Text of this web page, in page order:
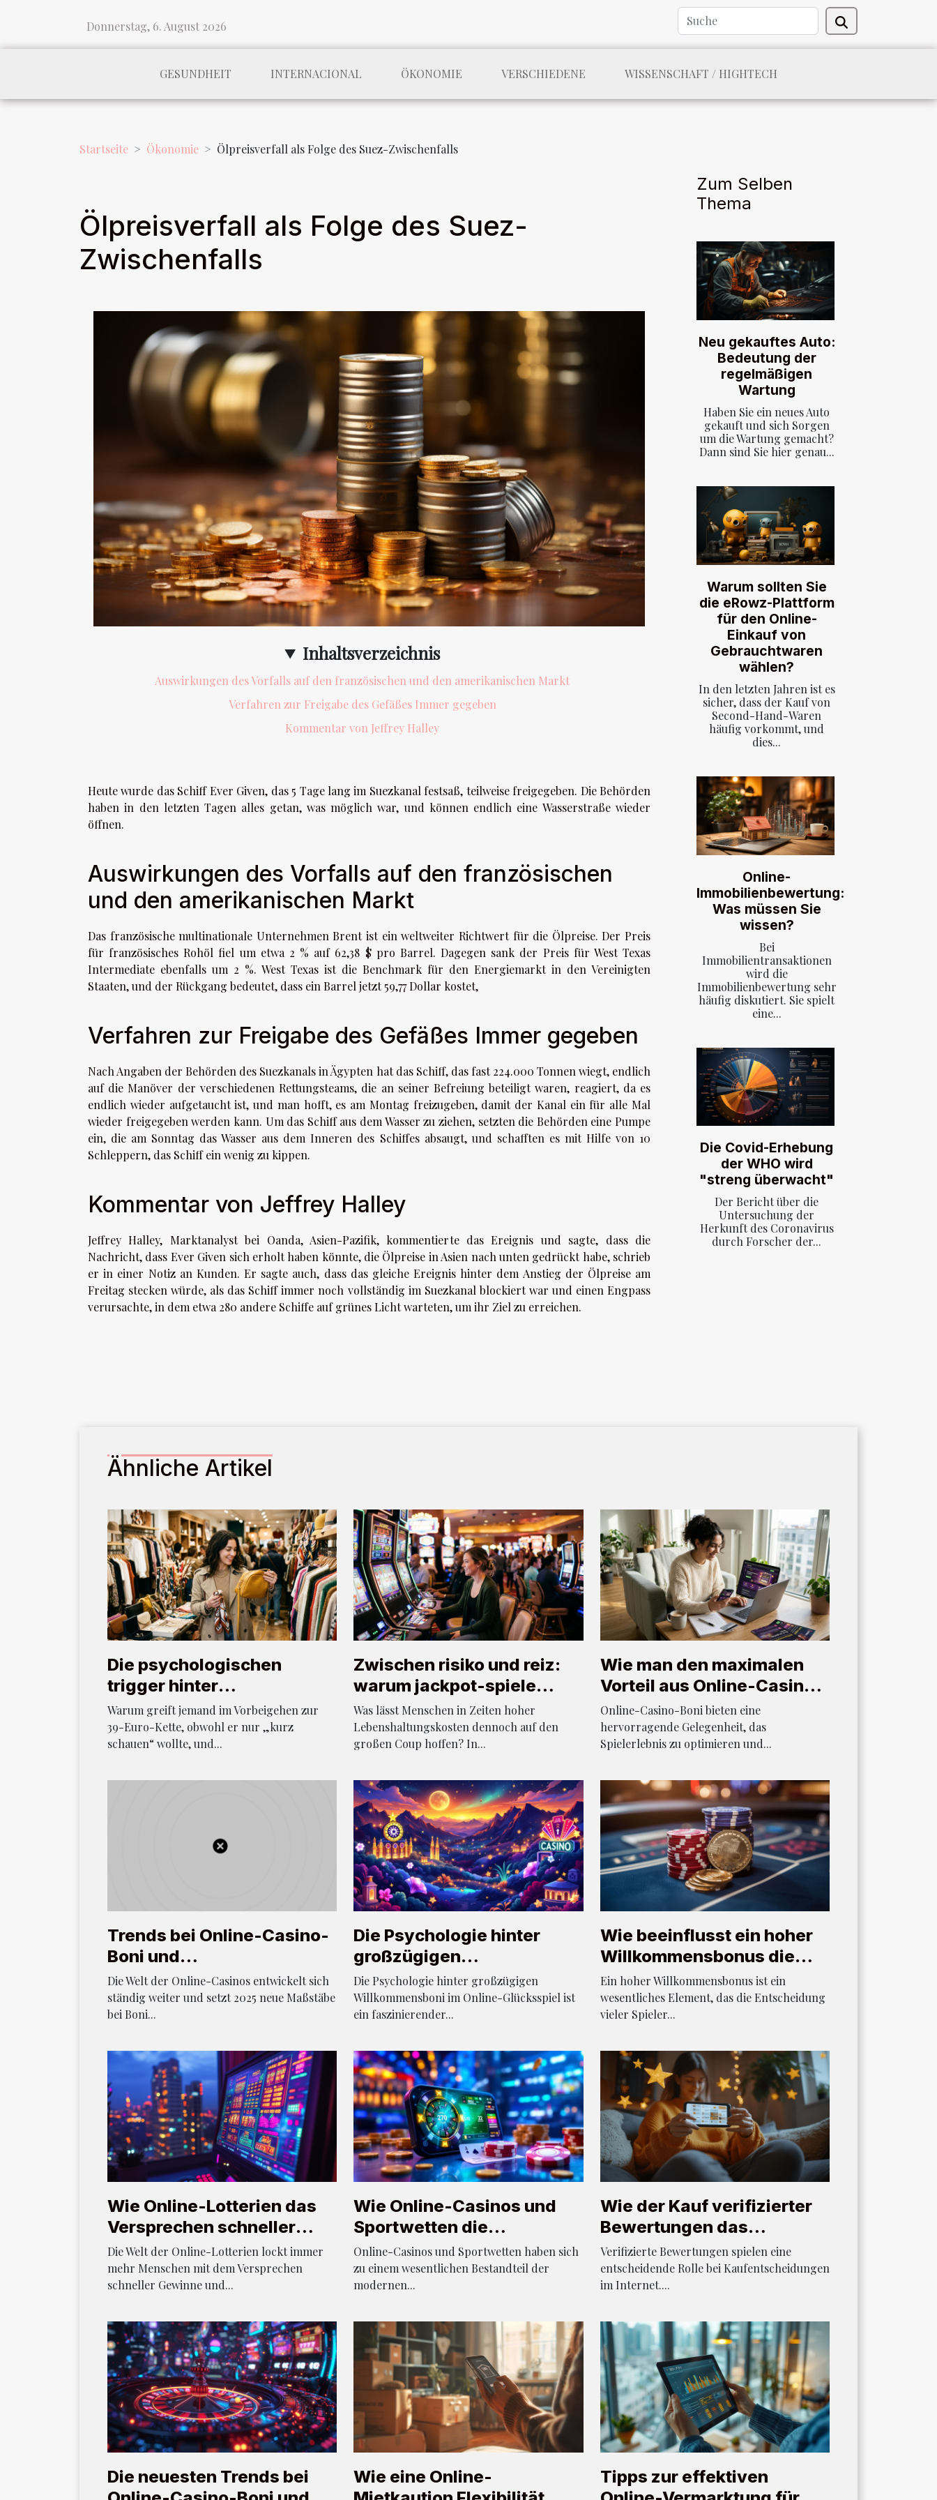
Donnerstag, 6. August 2026
GESUNDHEIT INTERNACIONAL ÖKONOMIE VERSCHIEDENE WISSENSCHAFT / HIGHTECH
Startseite Ökonomie Ölpreisverfall als Folge des Suez-Zwischenfalls
Ölpreisverfall als Folge des Suez-
Zwischenfalls
Inhaltsverzeichnis
Auswirkungen des Vorfalls auf den französischen und den amerikanischen Markt
Verfahren zur Freigabe des Gefäßes Immer gegeben
Kommentar von Jeffrey Halley
Heute wurde das Schiff Ever Given, das 5 Tage lang im Suezkanal festsaß, teilweise freigegeben. Die Behörden
haben in den letzten Tagen alles getan, was möglich war, und können endlich eine Wasserstraße wieder
öffnen.
Auswirkungen des Vorfalls auf den französischen
und den amerikanischen Markt
Das französische multinationale Unternehmen Brent ist ein weltweiter Richtwert für die Ölpreise. Der Preis
für französisches Rohöl fiel um etwa 2 % auf 62,38 $ pro Barrel. Dagegen sank der Preis für West Texas
Intermediate ebenfalls um 2 %. West Texas ist die Benchmark für den Energiemarkt in den Vereinigten
Staaten, und der Rückgang bedeutet, dass ein Barrel jetzt 59,77 Dollar kostet,
Verfahren zur Freigabe des Gefäßes Immer gegeben
Nach Angaben der Behörden des Suezkanals in Ägypten hat das Schiff, das fast 224.000 Tonnen wiegt, endlich
auf die Manöver der verschiedenen Rettungsteams, die an seiner Befreiung beteiligt waren, reagiert, da es
endlich wieder aufgetaucht ist, und man hofft, es am Montag freizugeben, damit der Kanal ein für alle Mal
wieder freigegeben werden kann. Um das Schiff aus dem Wasser zu ziehen, setzten die Behörden eine Pumpe
ein, die am Sonntag das Wasser aus dem Inneren des Schiffes absaugt, und schafften es mit Hilfe von 10
Schleppern, das Schiff ein wenig zu kippen.
Kommentar von Jeffrey Halley
Jeffrey Halley, Marktanalyst bei Oanda, Asien-Pazifik, kommentierte das Ereignis und sagte, dass die
Nachricht, dass Ever Given sich erholt haben könnte, die Ölpreise in Asien nach unten gedrückt habe, schrieb
er in einer Notiz an Kunden. Er sagte auch, dass das gleiche Ereignis hinter dem Anstieg der Ölpreise am
Freitag stecken würde, als das Schiff immer noch vollständig im Suezkanal blockiert war und einen Engpass
verursachte, in dem etwa 280 andere Schiffe auf grünes Licht warteten, um ihr Ziel zu erreichen.
Zum Selben
Thema
Neu gekauftes Auto:
Bedeutung der
regelmäßigen
Wartung
Haben Sie ein neues Auto
gekauft und sich Sorgen
um die Wartung gemacht?
Dann sind Sie hier genau...
Warum sollten Sie
die eRowz-Plattform
für den Online-
Einkauf von
Gebrauchtwaren
wählen?
In den letzten Jahren ist es
sicher, dass der Kauf von
Second-Hand-Waren
häufig vorkommt, und
dies...
Online-
Immobilienbewertung:
Was müssen Sie
wissen?
Bei
Immobilientransaktionen
wird die
Immobilienbewertung sehr
häufig diskutiert. Sie spielt
eine...
Die Covid-Erhebung
der WHO wird
"streng überwacht"
Der Bericht über die
Untersuchung der
Herkunft des Coronavirus
durch Forscher der...
Ähnliche Artikel
Die psychologischen
trigger hinter
impulseinkäufen bei mode
und accessoires
Warum greift jemand im Vorbeigehen zur
39-Euro-Kette, obwohl er nur „kurz
schauen“ wollte, und...
Zwischen risiko und reiz:
warum jackpot-spiele
immer mehr casino-fans
locken
Was lässt Menschen in Zeiten hoher
Lebenshaltungskosten dennoch auf den
großen Coup hoffen? In...
Wie man den maximalen
Vorteil aus Online-Casino-
Boni zieht
Online-Casino-Boni bieten eine
hervorragende Gelegenheit, das
Spielerlebnis zu optimieren und...
Trends bei Online-Casino-
Boni und
Spielerbelohnungen für
das Jahr 2025
Die Welt der Online-Casinos entwickelt sich
ständig weiter und setzt 2025 neue Maßstäbe
bei Boni...
Die Psychologie hinter
großzügigen
Willkommensboni im
Online-Glücksspiel
Die Psychologie hinter großzügigen
Willkommensboni im Online-Glücksspiel ist
ein faszinierender...
Wie beeinflusst ein hoher
Willkommensbonus die
Spielerentscheidungen?
Ein hoher Willkommensbonus ist ein
wesentliches Element, das die Entscheidung
vieler Spieler...
Wie Online-Lotterien das
Versprechen schneller
Gewinne verändern?
Die Welt der Online-Lotterien lockt immer
mehr Menschen mit dem Versprechen
schneller Gewinne und...
Wie Online-Casinos und
Sportwetten die
Unterhaltungsbranche
prägen
Online-Casinos und Sportwetten haben sich
zu einem wesentlichen Bestandteil der
modernen...
Wie der Kauf verifizierter
Bewertungen das
Kundenverhalten
beeinflusst
Verifizierte Bewertungen spielen eine
entscheidende Rolle bei Kaufentscheidungen
im Internet....
Die neuesten Trends bei
Wie eine Online-
Tipps zur effektiven